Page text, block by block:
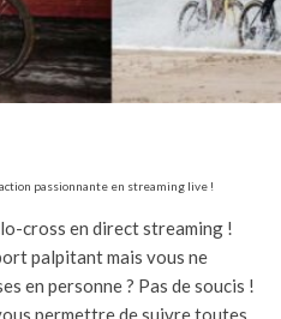
passionnante en streaming live !
cross en direct streaming !
palpitant mais vous ne
en personne ? Pas de soucis !
permettre de suivre toutes